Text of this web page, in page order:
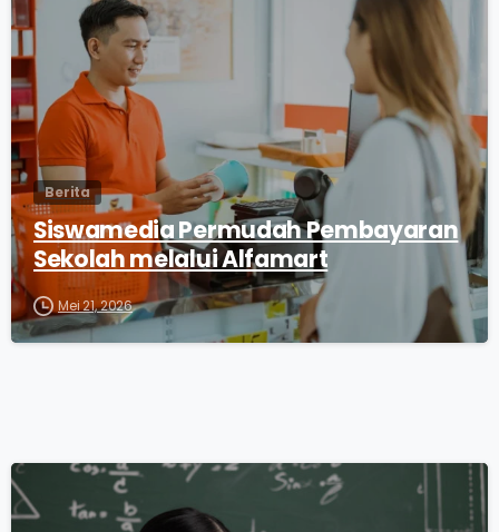
Berita
Siswamedia Permudah Pembayaran
Sekolah melalui Alfamart
Mei 21, 2026